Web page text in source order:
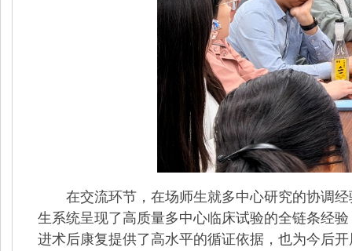
在交流环节，在场师生就多中心研究的协调
生系统呈现了高质量多中心临床试验的全链条经
进术后康复提供了高水平的循证依据，也为今后